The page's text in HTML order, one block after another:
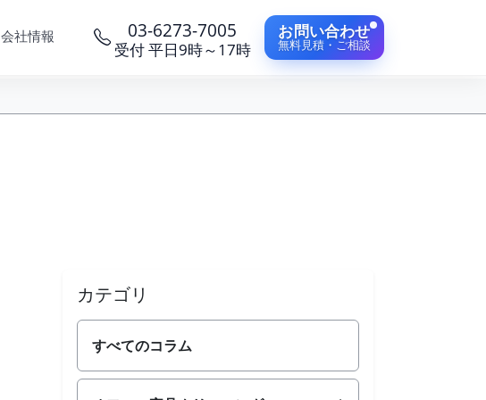
会社情報 03-6273-7005
受付 平日9時～17時
お問い合わせ
無料見積・ご相談
カテゴリ
すべてのコラム